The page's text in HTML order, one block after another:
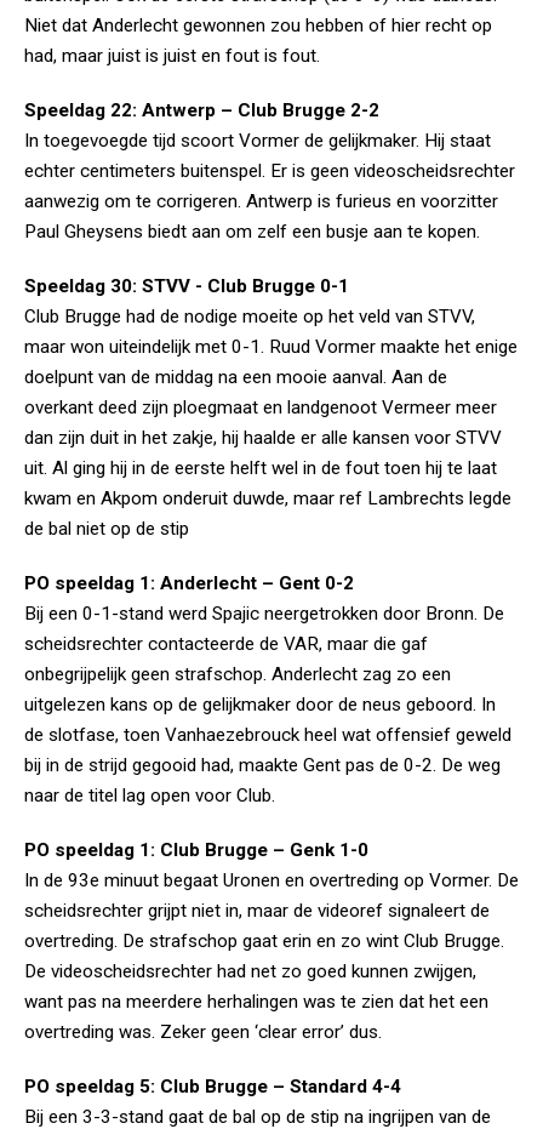
Niet dat Anderlecht gewonnen zou hebben of hier recht op
had, maar juist is juist en fout is fout.
Speeldag 22: Antwerp – Club Brugge 2-2
In toegevoegde tijd scoort Vormer de gelijkmaker. Hij staat
echter centimeters buitenspel. Er is geen videoscheidsrechter
aanwezig om te corrigeren. Antwerp is furieus en voorzitter
Paul Gheysens biedt aan om zelf een busje aan te kopen.
Speeldag 30: STVV - Club Brugge 0-1
Club Brugge had de nodige moeite op het veld van STVV,
maar won uiteindelijk met 0-1. Ruud Vormer maakte het enige
doelpunt van de middag na een mooie aanval. Aan de
overkant deed zijn ploegmaat en landgenoot Vermeer meer
dan zijn duit in het zakje, hij haalde er alle kansen voor STVV
uit. Al ging hij in de eerste helft wel in de fout toen hij te laat
kwam en Akpom onderuit duwde, maar ref Lambrechts legde
de bal niet op de stip
PO speeldag 1: Anderlecht – Gent 0-2
Bij een 0-1-stand werd Spajic neergetrokken door Bronn. De
scheidsrechter contacteerde de VAR, maar die gaf
onbegrijpelijk geen strafschop. Anderlecht zag zo een
uitgelezen kans op de gelijkmaker door de neus geboord. In
de slotfase, toen Vanhaezebrouck heel wat offensief geweld
bij in de strijd gegooid had, maakte Gent pas de 0-2. De weg
naar de titel lag open voor Club.
PO speeldag 1: Club Brugge – Genk 1-0
In de 93e minuut begaat Uronen en overtreding op Vormer. De
scheidsrechter grijpt niet in, maar de videoref signaleert de
overtreding. De strafschop gaat erin en zo wint Club Brugge.
De videoscheidsrechter had net zo goed kunnen zwijgen,
want pas na meerdere herhalingen was te zien dat het een
overtreding was. Zeker geen ‘clear error’ dus.
PO speeldag 5: Club Brugge – Standard 4-4
Bij een 3-3-stand gaat de bal op de stip na ingrijpen van de